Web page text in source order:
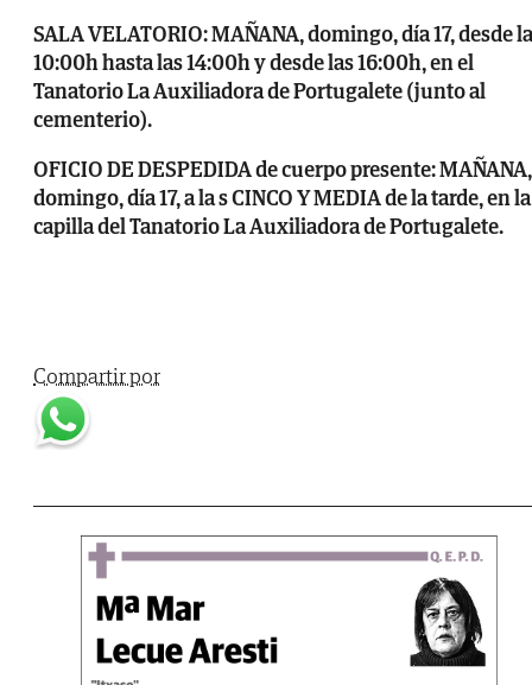
SALA VELATORIO: MAÑANA, domingo, día 17, desde
10:00h hasta las 14:00h y desde las 16:00h, en el
Tanatorio La Auxiliadora de Portugalete (junto al
cementerio).
OFICIO DE DESPEDIDA de cuerpo presente: MAÑANA,
domingo, día 17, a la s CINCO Y MEDIA de la tarde, en la
capilla del Tanatorio La Auxiliadora de Portugalete.
Compartir por